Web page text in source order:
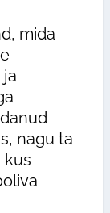
mida
nagu ta
kus